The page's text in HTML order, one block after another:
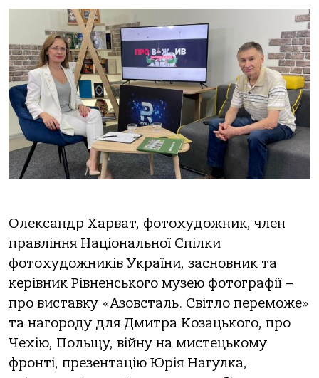
Олександр Харват, фотохудожник, член
правління Національної Спілки
фотохудожників України, засновник та
керівник Рівненського музею фотографії –
про виставку «Азовсталь. Світло переможе»
та нагороду для Дмитра Козацького, про
Чехію, Польщу, війну на мистецькому
фронті, презентацію Юрія Нагулка,